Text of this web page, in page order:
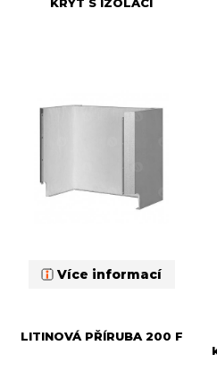
Více informací
LITINOVÁ PŘÍRUBA 200 F